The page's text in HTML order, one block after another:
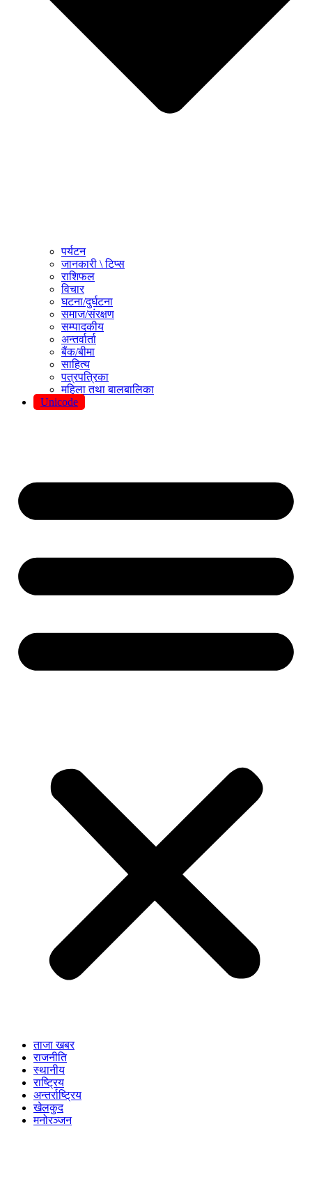
पर्यटन
जानकारी \ टिप्स
राशिफल
विचार
घटना/दुर्घटना
समाज/संरक्षण
सम्पादकीय
अन्तर्वार्ता
बैंक/बीमा
साहित्य
पत्रपत्रिका
महिला तथा बालबालिका
Unicode
ताजा खबर
राजनीति
स्थानीय
राष्ट्रिय
अन्तर्राष्ट्रिय
खेलकुद
मनोरञ्जन